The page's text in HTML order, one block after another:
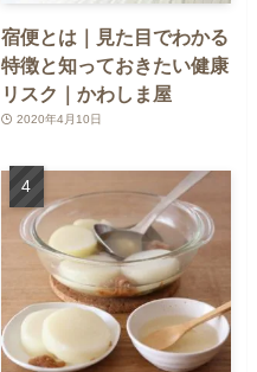
宿便とは｜見た目でわかる
特徴と知っておきたい健康
リスク｜かわしま屋
2020年4月10日